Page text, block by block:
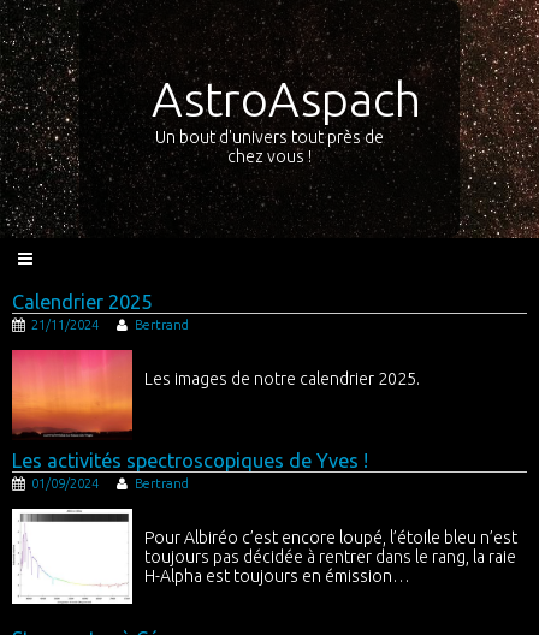
AstroAspach
Un bout d'univers tout près de
chez vous !
Calendrier 2025
21/11/2024 Bertrand
Les images de notre calendrier 2025.
Les activités spectroscopiques de Yves !
01/09/2024 Bertrand
Pour Albiréo c’est encore loupé, l’étoile bleu n’est
toujours pas décidée à rentrer dans le rang, la raie
H-Alpha est toujours en émission…